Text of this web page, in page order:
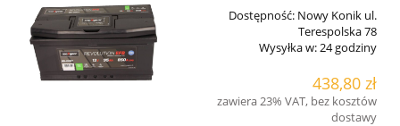
Dostępność: Nowy Konik ul.
Terespolska 78
Wysyłka w:24 godziny
438,80 zł
zawiera 23% VAT, bez kosztów
dostawy